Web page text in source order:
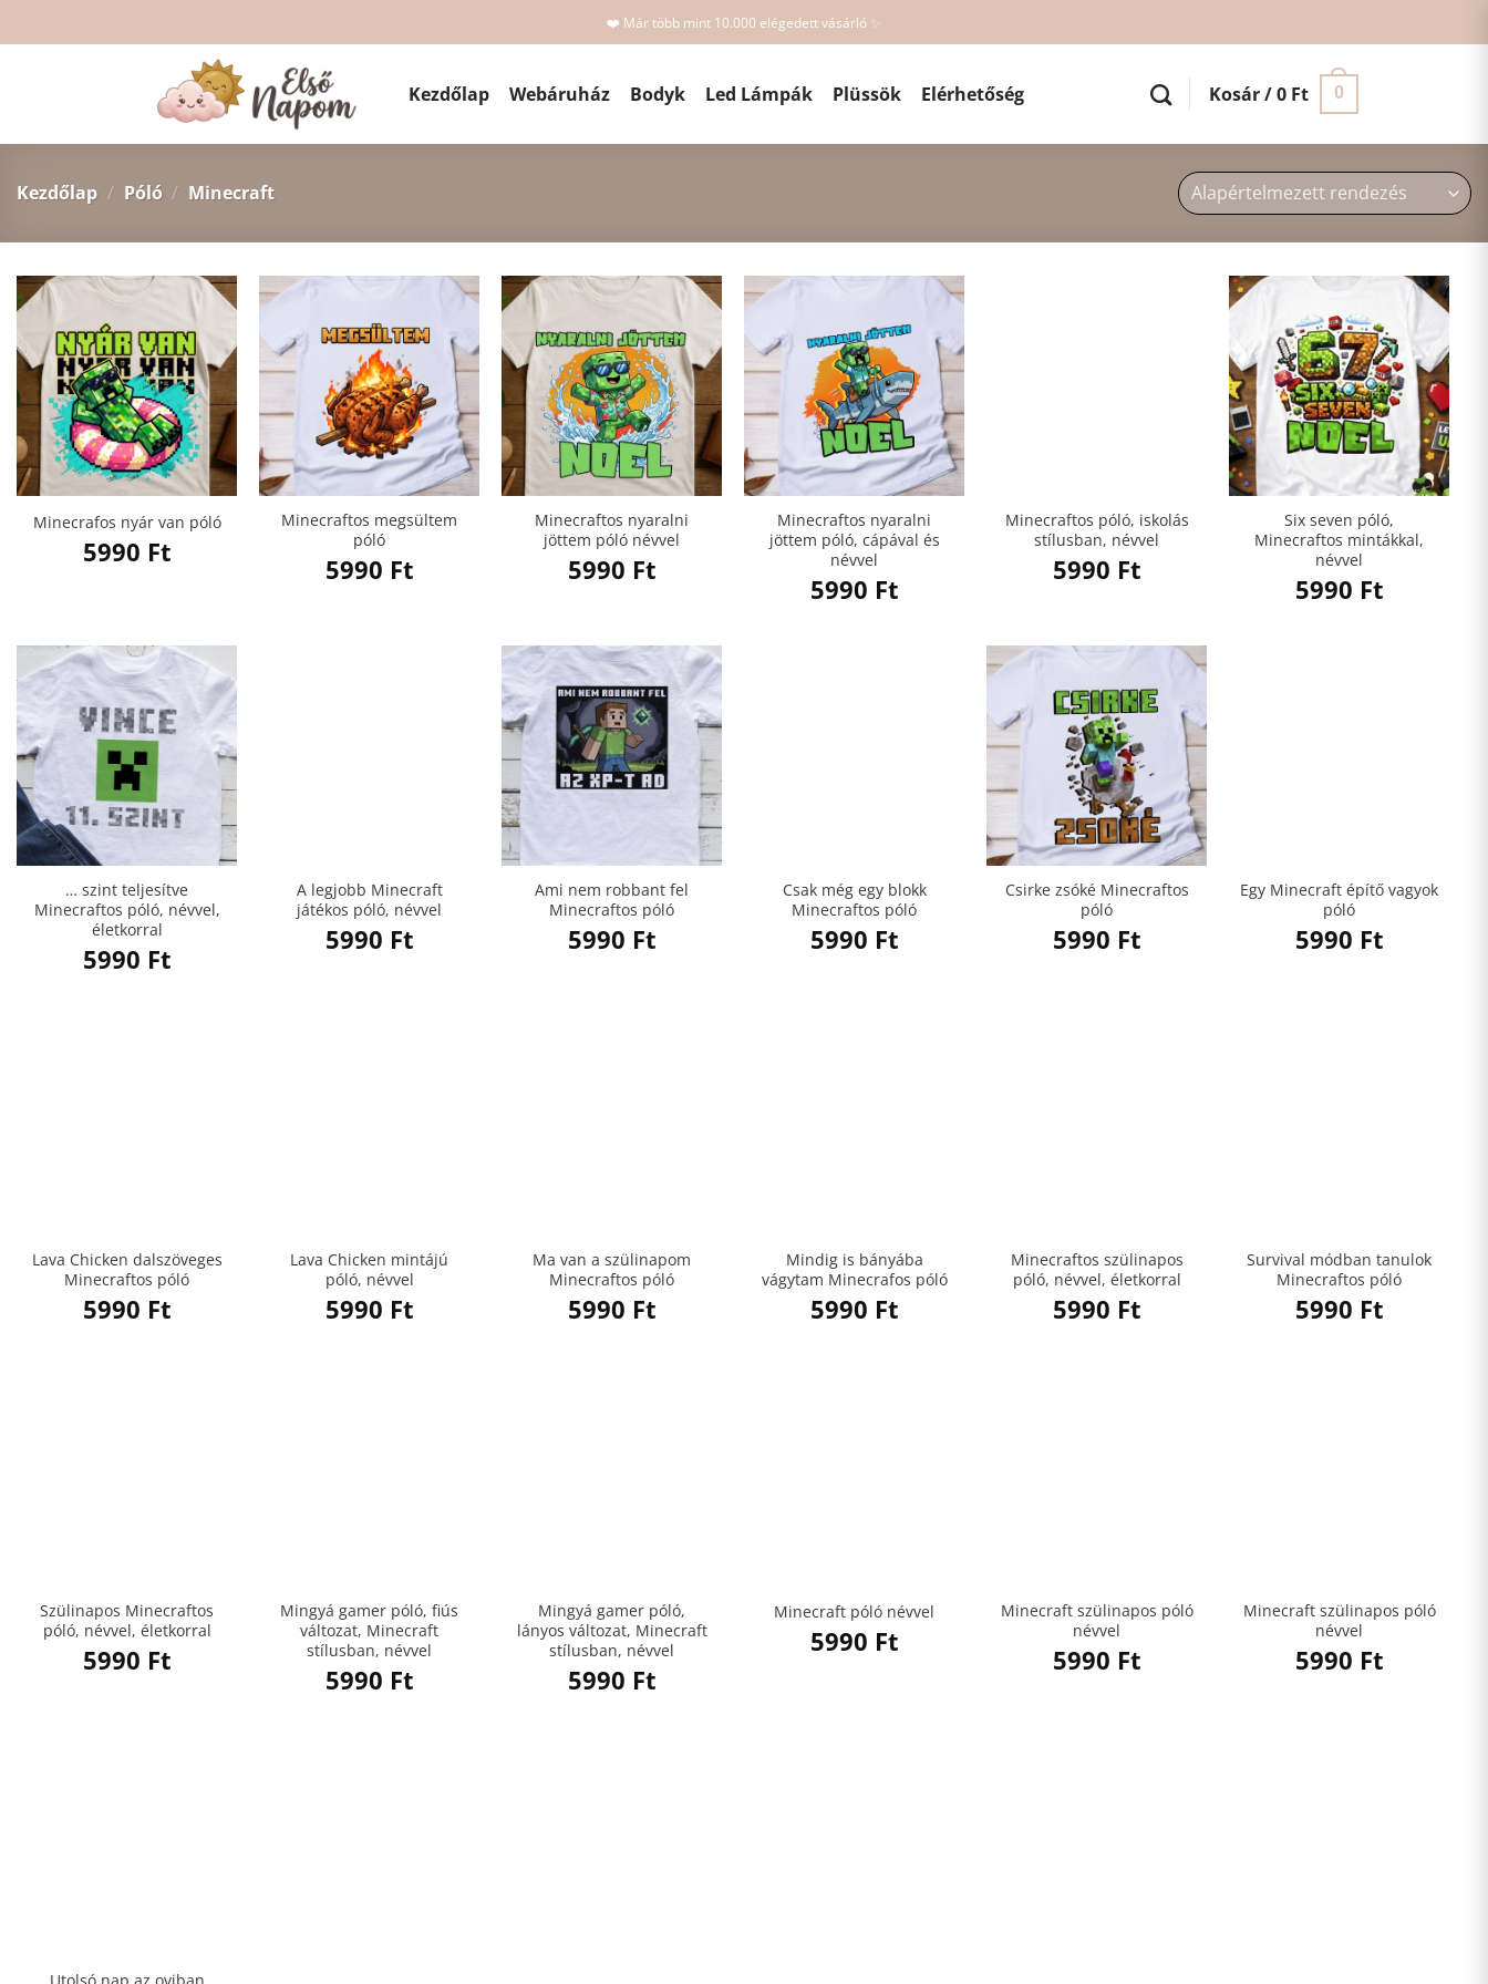
to
❤️ Már több mint 10.000 elégedett vásárló ✨
Kezdőlap Webáruház Bodyk Led Lámpák Plüssök Elérhetőség Kosár /0 Ft 0
Kezdőlap / Póló / Minecraft
Minecrafos nyár van póló
5990 Ft
Minecraftos megsültem
póló
5990 Ft
Minecraftos nyaralni
jöttem póló névvel
5990 Ft
Minecraftos nyaralni
jöttem póló, cápával és
névvel
5990 Ft
Minecraftos póló, iskolás
stílusban, névvel
5990 Ft
Six seven póló,
Minecraftos mintákkal,
névvel
5990 Ft
… szint teljesítve
Minecraftos póló, névvel,
életkorral
5990 Ft
A legjobb Minecraft
játékos póló, névvel
5990 Ft
Ami nem robbant fel
Minecraftos póló
5990 Ft
Csak még egy blokk
Minecraftos póló
5990 Ft
Csirke zsóké Minecraftos
póló
5990 Ft
Egy Minecraft építő vagyok
póló
5990 Ft
Lava Chicken dalszöveges
Minecraftos póló
5990 Ft
Lava Chicken mintájú
póló, névvel
5990 Ft
Ma van a szülinapom
Minecraftos póló
5990 Ft
Mindig is bányába
vágytam Minecrafos póló
5990 Ft
Minecraftos szülinapos
póló, névvel, életkorral
5990 Ft
Survival módban tanulok
Minecraftos póló
5990 Ft
Szülinapos Minecraftos
póló, névvel, életkorral
5990 Ft
Mingyá gamer póló, fiús
változat, Minecraft
stílusban, névvel
5990 Ft
Mingyá gamer póló,
lányos változat, Minecraft
stílusban, névvel
5990 Ft
Minecraft póló névvel
5990 Ft
Minecraft szülinapos póló
névvel
5990 Ft
Minecraft szülinapos póló
névvel
5990 Ft